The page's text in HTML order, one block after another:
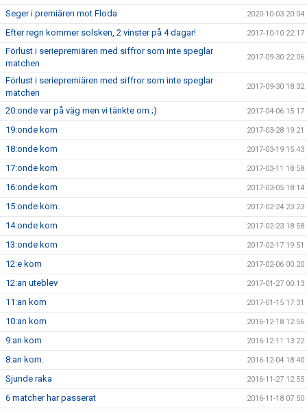
Seger i premiären mot Floda 2020-10-03 20:04
Efter regn kommer solsken, 2 vinster på 4 dagar! 2017-10-10 22:17
Förlust i seriepremiären med siffror som inte speglar
matchen
2017-09-30 22:06
Förlust i seriepremiären med siffror som inte speglar
matchen
2017-09-30 18:32
20:onde var på väg men vi tänkte om ;) 2017-04-06 15:17
19:onde kom 2017-03-28 19:21
18:onde kom 2017-03-19 15:43
17:onde kom 2017-03-11 18:58
16:onde kom 2017-03-05 18:14
15:onde kom. 2017-02-24 23:23
14:onde kom 2017-02-23 18:58
13:onde kom 2017-02-17 19:51
12:e kom 2017-02-06 00:20
12:an uteblev 2017-01-27 00:13
11:an kom 2017-01-15 17:31
10:an kom 2016-12-18 12:56
9:an kom 2016-12-11 13:22
8:an kom. 2016-12-04 18:40
Sjunde raka 2016-11-27 12:55
6 matcher har passerat 2016-11-18 07:50